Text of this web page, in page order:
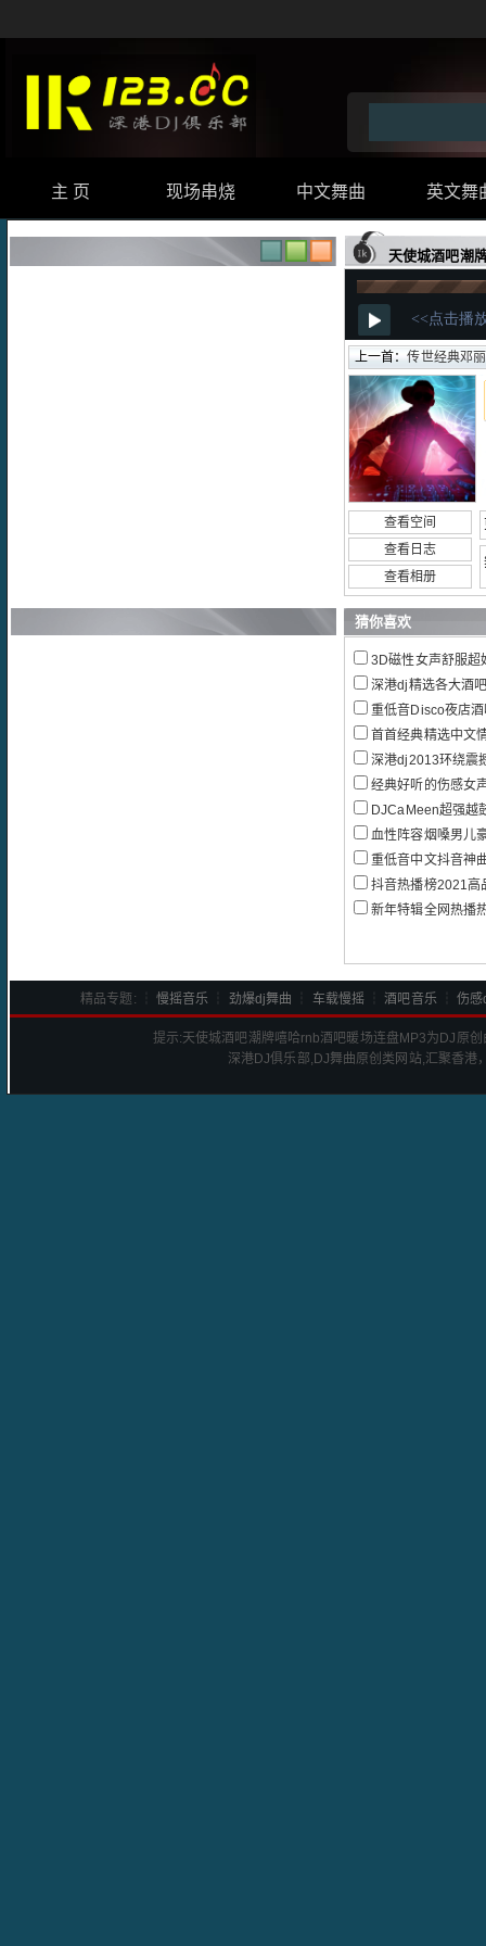
主 页 现场串烧 中文舞曲 英文舞
天使城酒吧潮
上一首：传世经典邓丽君绝版
查看空间
查看日志
查看相册
猜你喜欢
3D磁性女声舒服超好听
深港dj精选各大酒吧
重低音Disco夜店酒吧专
首首经典精选中文
深港dj2013环绕震
经典好听的伤感女
DJCaMeen超强越鼓
血性阵容烟嗓男儿豪情再邀兄
重低音中文抖音神
抖音热播榜2021高品质流
新年特辑全网热播
精品专题: ┆ 慢摇音乐 劲爆dj舞曲 车载慢摇 ┆酒吧音乐┆伤感
提示:天使城酒吧潮牌嘻哈rnb酒吧暖场连盘 MP3为DJ原
深港DJ俱乐部,DJ舞曲原创类网站,汇聚香港